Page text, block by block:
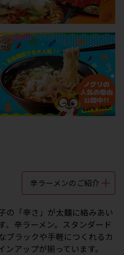
辛ラーメンのご紹介
の「辛さ」が太麺に絡みあい
、辛ラーメン。スタンダード
ブラックや手軽につくれるカ
アップが揃っています。